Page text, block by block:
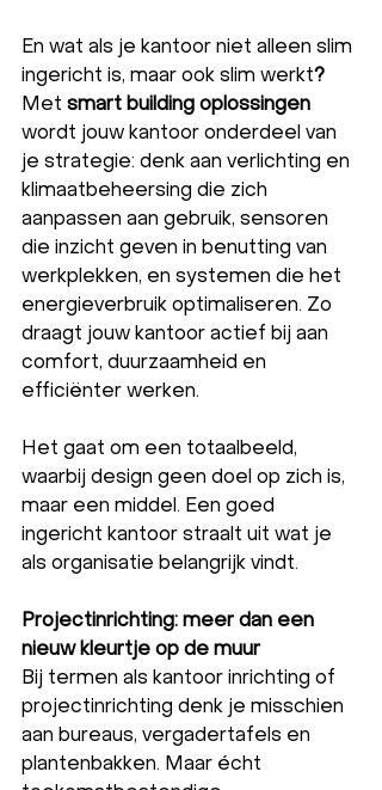
En wat als je kantoor niet alleen slim
ingericht is, maar ook slim werkt?
Met smart building oplossingen
wordt jouw kantoor onderdeel van
je strategie: denk aan verlichting en
klimaatbeheersing die zich
aanpassen aan gebruik, sensoren
die inzicht geven in benutting van
werkplekken, en systemen die het
energieverbruik optimaliseren. Zo
draagt jouw kantoor actief bij aan
comfort, duurzaamheid en
efficiënter werken.
Het gaat om een totaalbeeld,
waarbij design geen doel op zich is,
maar een middel. Een goed
ingericht kantoor straalt uit wat je
als organisatie belangrijk vindt.
Projectinrichting: meer dan een
nieuw kleurtje op de muur
Bij termen als kantoor inrichting of
projectinrichting denk je misschien
aan bureaus, vergadertafels en
plantenbakken. Maar écht